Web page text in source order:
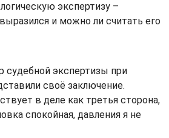
экспертизу –
и можно ли считать его
судебной экспертизы при
своё заключение.
в деле как третья сторона,
спокойная, давления я не